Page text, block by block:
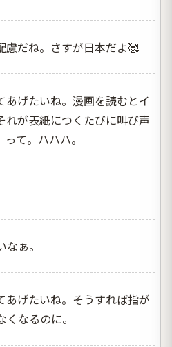
慮だね。さすが日本だよ🥰
あげたいね。漫画を読むとイ
れが表紙につくたびに叫び声
て。ハハハ。
ぁ。
あげたいね。そうすれば指が
なるのに。